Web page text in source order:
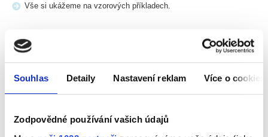
Souhlas Detaily Nastavení reklam Více o cookies
Zodpovědné používání vašich údajů
Vše si ukážeme na vzorových příkladech.
JAK DLOUHO WEBINÁŘ TRVÁ?
9:00 - 10:00 s možností dotazů
problematice pracovního práva v dopravě dlouhodobě věnuje v praxi.